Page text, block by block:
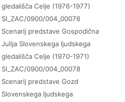
gledališča Celje (1976-1977)
SI_ZAC/0900/004_00076
Scenarij predstave Gospodična
Julija Slovenskega ljudskega
gledališča Celje (1970-1971)
SI_ZAC/0900/004_00078
Scenarij predstave Gozd
Slovenskega ljudskega